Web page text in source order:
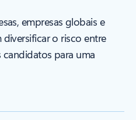
empresas globais e
o risco entre
candidatos para uma